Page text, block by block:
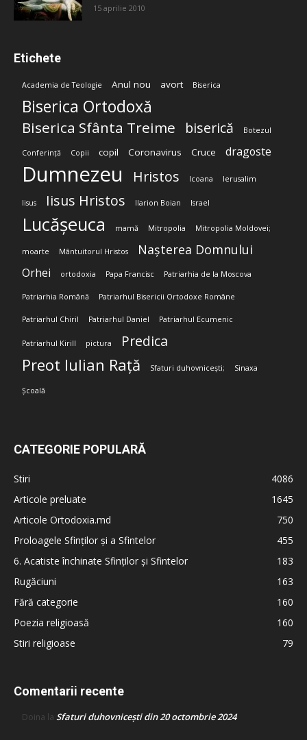
15 aprilie 2010
Etichete
Academia de Teologie Anul nou avort Biserica
Biserica Ortodoxă
Biserica Sfânta Treime biserică Botezul
Conferință Copii copil Coronavirus Cruce dragoste
Dumnezeu Hristos Icoana Ierusalim
Iisus Iisus Hristos Ilarion Boian Israel
Lucășeuca mamă Mitropolia Mitropolia Moldovei;
moarte Mântuitorul Hristos Nașterea Domnului
Orhei ortodoxia Papa Francisc Patriarhia de la Moscova
Patriarhia Română Patriarhul Bisericii Ortodoxe Române
Patriarhul Chiril Patriarhul Daniel Patriarhul Ecumenic
Patriarhul Kirill pictura Predica
Preot Iulian Rață Sfaturi duhovnicești; Sinaxa
Școală
CATEGORIE POPULARĂ
Stiri
4086
Articole preluate
1645
Articole Ortodoxia.md
750
Proloagele Sfinților și a Sfintelor
455
6. Acatiste închinate Sfinților și Sfintelor
183
Rugăciuni
163
Fără categorie
160
Poezia religioasă
160
Stiri religioase
79
Comentarii recente
Doina la Sfaturi duhovnicești din 20 octombrie 2024